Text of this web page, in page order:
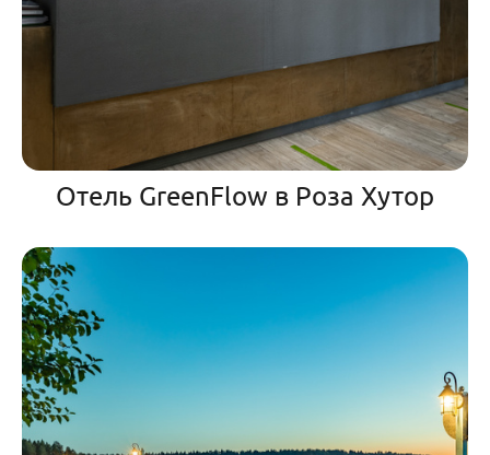
Отель GreenFlow в Роза Хутор